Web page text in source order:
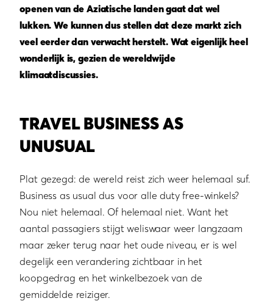
openen van de Aziatische landen gaat dat wel
lukken. We kunnen dus stellen dat deze markt zich
veel eerder dan verwacht herstelt. Wat eigenlijk heel
wonderlijk is, gezien de wereldwijde
klimaatdiscussies.
TRAVEL BUSINESS AS
UNUSUAL
Plat gezegd: de wereld reist zich weer helemaal suf.
Business as usual dus voor alle duty free-winkels?
Nou niet helemaal. Of helemaal niet. Want het
aantal passagiers stijgt weliswaar weer langzaam
maar zeker terug naar het oude niveau, er is wel
degelijk een verandering zichtbaar in het
koopgedrag en het winkelbezoek van de
gemiddelde reiziger.